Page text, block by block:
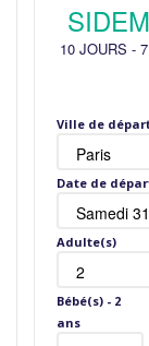
10 JOURS -7
Ville de
Date de
Adulte(s)
Bébé(s) - 2
ans